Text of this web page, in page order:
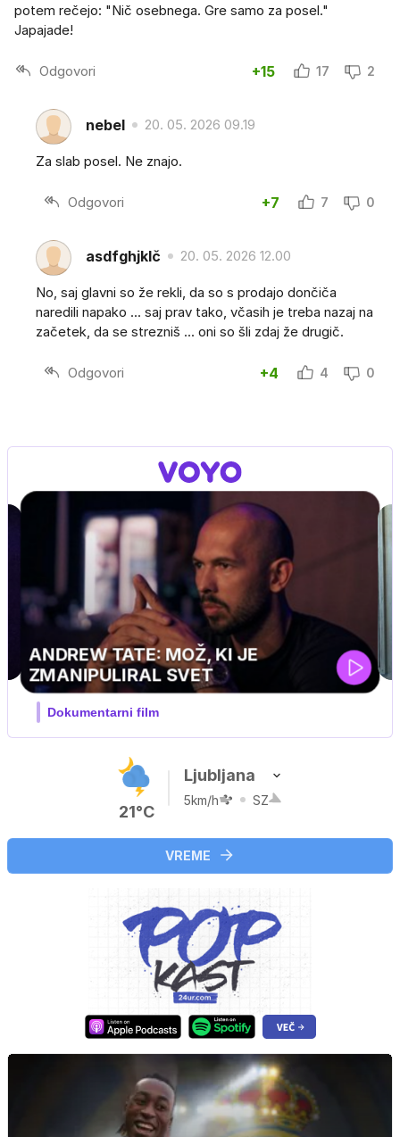
potem rečejo: "Nič osebnega. Gre samo za posel."
Japajade!
Odgovori +15 17 2
nebel 20. 05. 2026 09.19
Za slab posel. Ne znajo.
Odgovori +7 7 0
asdfghjklč 20. 05. 2026 12.00
No, saj glavni so že rekli, da so s prodajo dončiča
naredili napako ... saj prav tako, včasih je treba nazaj na
začetek, da se strezniš ... oni so šli zdaj že drugič.
Odgovori +4 4 0
MOJ PRIJATELJ PINGVIN
Film meseca / družinski, pustolovski
21°C
Ljubljana
5km/h SZ
VREME